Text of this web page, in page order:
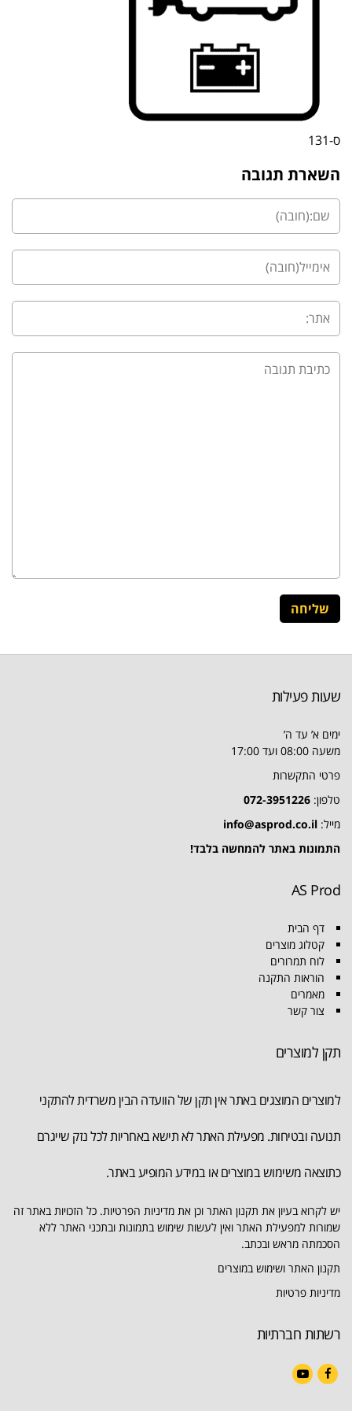
ס-131
השארת תגובה
שעות פעילות
ימים א’ עד ה’
משעה 08:00 ועד 17:00
פרטי התקשרות
טלפון: 072-3951226
מייל: info@asprod.co.il
התמונות באתר להמחשה בלבד!
AS Prod
דף הבית
קטלוג מוצרים
לוח תמרורים
הוראות התקנה
מאמרים
צור קשר
תקן למוצרים
למוצרים המוצגים באתר אין תקן של הוועדה הבין משרדית להתקני
תנועה ובטיחות. מפעילת האתר לא תישא באחריות לכל נזק שייגרם
כתוצאה משימוש במוצרים או במידע המופיע באתר.
יש לקרוא בעיון את תקנון האתר וכן את מדיניות הפרטיות. כל הזכויות באתר זה
שמורות למפעילת האתר ואין לעשות שימוש בתמונות ובתכני האתר ללא
הסכמתה מראש ובכתב.
תקנון האתר ושימוש במוצרים
מדיניות פרטיות
רשתות חברתיות